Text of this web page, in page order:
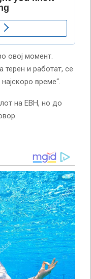
овој момент.
терен и работат, се
време“.
на ЕВН, но до